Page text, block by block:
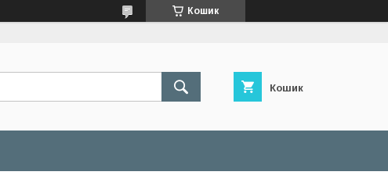
Кошик
Кошик